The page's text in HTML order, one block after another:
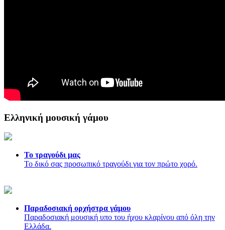
Ελληνική μουσική γάμου
Το τραγούδι μας
Το δικό σας προσωπικό τραγούδι για τον πρώτο χορό.
Παραδοσιακή ορχήστρα γάμου
Παραδοσιακή μουσική υπο του ήχου κλαρίνου από όλη την
Ελλάδα.